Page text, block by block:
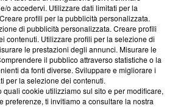
Via Carlo Frasca, 3 - 6900
+39 0690258937
o accedervi. Utilizzare dati limitati per la
profili per la pubblicità personalizzata.
di pubblicità personalizzata. Creare profili
contenuti. Utilizzare profili per la selezione di
le prestazioni degli annunci. Misurare le
il pubblico attraverso statistiche o la
da fonti diverse. Sviluppare e migliorare i
per la selezione dei contenuti.
quali cookie utilizziamo sul sito e per modificare,
preferenze, ti invitiamo a consultare la nostra